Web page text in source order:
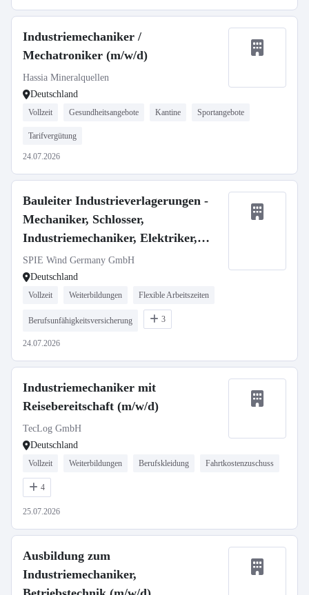
Industriemechaniker /
Mechatroniker (m/w/d)
Hassia Mineralquellen
Deutschland
Vollzeit Gesundheitsangebote Kantine Sportangebote
Tarifvergütung
24.07.2026
Bauleiter Industrieverlagerungen -
Mechaniker, Schlosser,
Industriemechaniker, Elektriker,
Techniker m/w/d
SPIE Wind Germany GmbH
Deutschland
Vollzeit Weiterbildungen Flexible Arbeitszeiten
Berufsunfähigkeitsversicherung 3
24.07.2026
Industriemechaniker mit
Reisebereitschaft (m/w/d)
TecLog GmbH
Deutschland
Vollzeit Weiterbildungen Berufskleidung Fahrtkostenzuschuss
4
25.07.2026
Ausbildung zum
Industriemechaniker,